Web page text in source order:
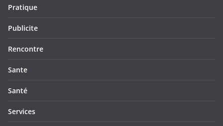
Pratique
Publicite
Rencontre
Sante
Santé
Services